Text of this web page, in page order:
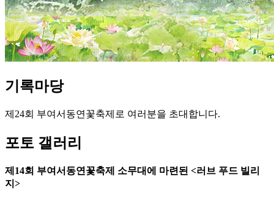
기록마당
제24회 부여서동연꽃축제로 여러분을 초대합니다.
포토 갤러리
제14회 부여서동연꽃축제 소무대에 마련된 <러브 푸드 빌리
지>